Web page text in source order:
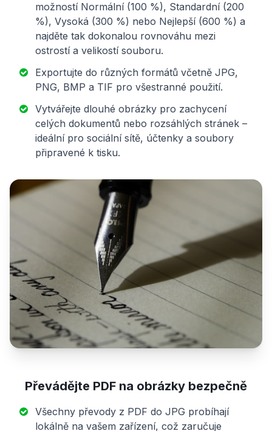
možností Normální (100 %), Standardní (200
%), Vysoká (300 %) nebo Nejlepší (600 %) a
najděte tak dokonalou rovnováhu mezi
ostrostí a velikostí souboru.
Exportujte do různých formátů včetně JPG,
PNG, BMP a TIF pro všestranné použití.
Vytvářejte dlouhé obrázky pro zachycení
celých dokumentů nebo rozsáhlých stránek –
ideální pro sociální sítě, účtenky a soubory
připravené k tisku.
Převádějte PDF na obrázky bezpečně
Všechny převody z PDF do JPG probíhají
lokálně na vašem zařízení, což zaručuje